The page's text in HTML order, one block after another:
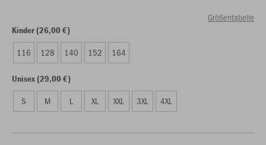
Größentabelle
Kinder (26,00 €)
116 128 140 152 164
Unisex (29,00 €)
S M L XL XXL 3XL 4XL